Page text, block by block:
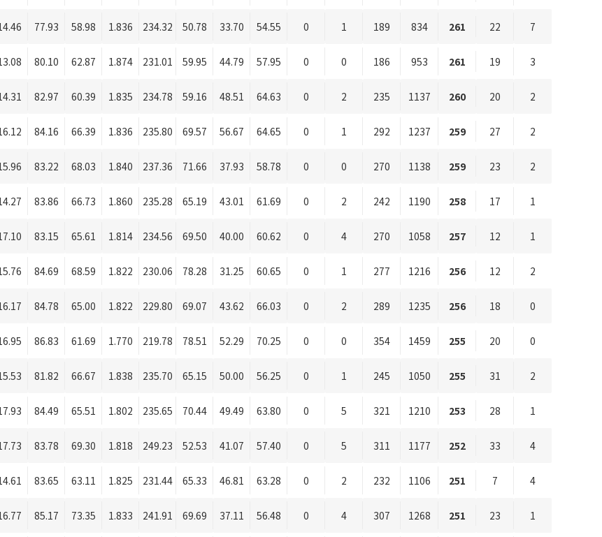
77.93 58.98 1.836 234.32 50.78 33.70 54.55 0 1 189 834 261 22 7
80.10 62.87 1.874 231.01 59.95 44.79 57.95 0 0 186 953 261 19 3
82.97 60.39 1.835 234.78 59.16 48.51 64.63 0 2 235 1137 260 20 2
84.16 66.39 1.836 235.80 69.57 56.67 64.65 0 1 292 1237 259 27 2
83.22 68.03 1.840 237.36 71.66 37.93 58.78 0 0 270 1138 259 23 2
83.86 66.73 1.860 235.28 65.19 43.01 61.69 0 2 242 1190 258 17 1
83.15 65.61 1.814 234.56 69.50 40.00 60.62 0 4 270 1058 257 12 1
84.69 68.59 1.822 230.06 78.28 31.25 60.65 0 1 277 1216 256 12 2
84.78 65.00 1.822 229.80 69.07 43.62 66.03 0 2 289 1235 256 18 0
86.83 61.69 1.770 219.78 78.51 52.29 70.25 0 0 354 1459 255 20 0
81.82 66.67 1.838 235.70 65.15 50.00 56.25 0 1 245 1050 255 31 2
84.49 65.51 1.802 235.65 70.44 49.49 63.80 0 5 321 1210 253 28 1
83.78 69.30 1.818 249.23 52.53 41.07 57.40 0 5 311 1177 252 33 4
83.65 63.11 1.825 231.44 65.33 46.81 63.28 0 2 232 1106 251 7 4
85.17 73.35 1.833 241.91 69.69 37.11 56.48 0 4 307 1268 251 23 1